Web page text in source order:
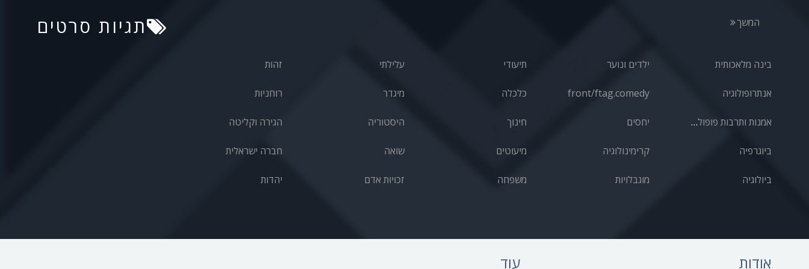
תגיות סרטים המשך
בינה מלאכותית
אנתרופולוגיה
אמנות ותרבות פופולרית
ביוגרפיה
ביולוגיה
ילדים ונוער
front/ftag.comedy
יחסים
קרימינולוגיה
מוגבלויות
תיעודי
כלכלה
חינוך
מיעוטים
משפחה
עלילתי
מיגדר
היסטוריה
שואה
זכויות אדם
זהות
רוחניות
הגירה וקליטה
חברה ישראלית
יהדות
אודות עוד